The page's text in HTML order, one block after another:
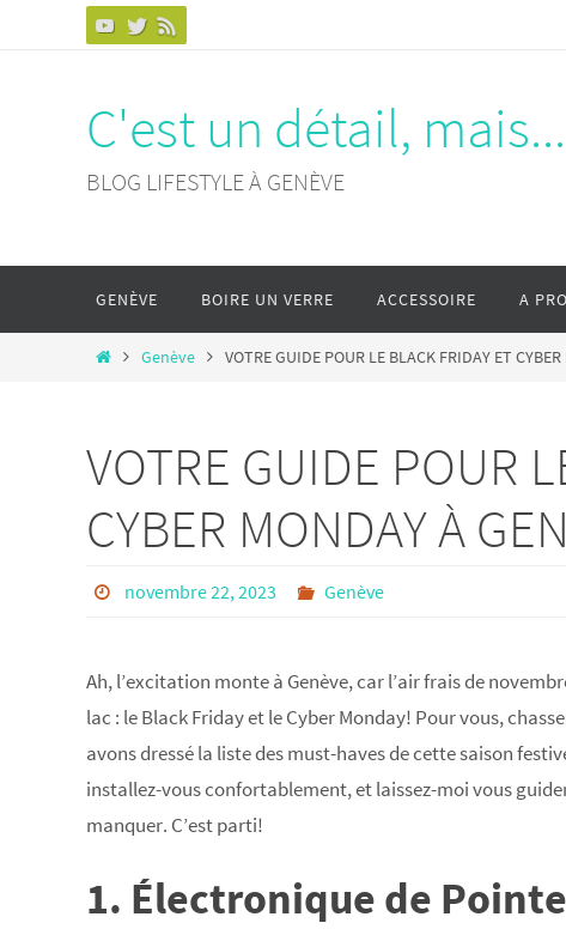
C'est un détail, mais...
BLOG LIFESTYLE À GENÈVE
le
GENÈVE BOIRE UN VERRE ACCESSOIRE A
HomeGenève VOTRE GUIDE POUR LE BLACK FRIDAY ET
VOTRE GUIDE POUR
CYBER MONDAY À
novembre 22, 2023 Genève
Ah, l’excitation monte à Genève, car l’air frais de
lac : le Black Friday et le Cyber Monday! Pour vous,
avons dressé la liste des must-haves de cette saison
installez-vous confortablement, et laissez-moi vous
manquer. C’est parti!
1. Électronique de